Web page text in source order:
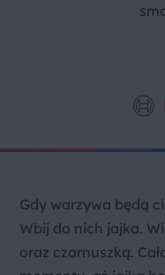
Gdy warzywa będą
Wbij do nich jajka.
oraz czarnuszką.